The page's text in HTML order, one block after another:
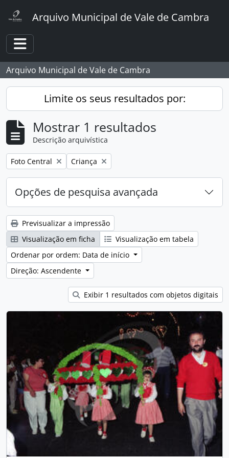
Arquivo Municipal de Vale de Cambra
Toggle navigation
Arquivo Municipal de Vale de Cambra
Limite os seus resultados por:
Mostrar 1 resultados
Descrição arquivística
Remover filtro:
Foto Central Remover filtro:
Criança
Opções de pesquisa avançada
Previsualizar a impressão
Visualização em ficha
Visualização em tabela
Ordenar por ordem: Data de início
Direção: Ascendente
Exibir 1 resultados com objetos digitais